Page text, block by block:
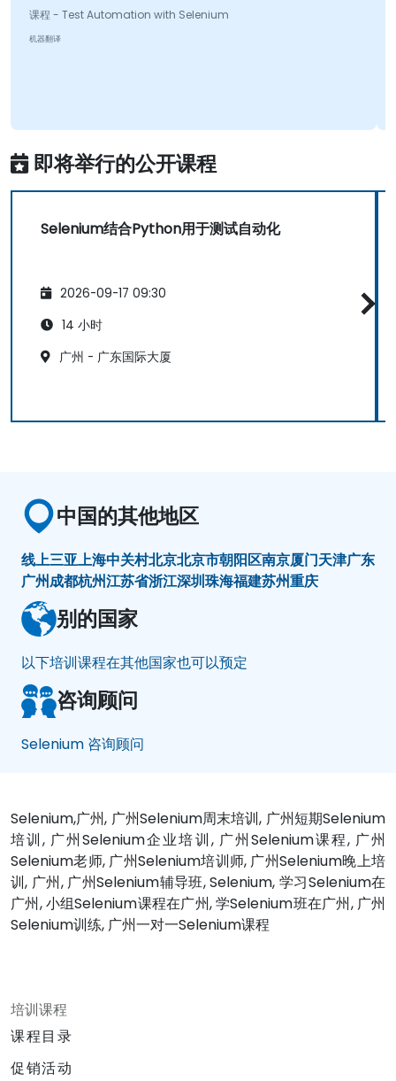
课程 - Test Automation with Selenium
机器翻译
即将举行的公开课程
Selenium结合Python用于测试自动化
2026-09-17 09:30
14 小时
广州 - 广东国际大厦
中国的其他地区
线上三亚上海中关村北京北京市朝阳区南京厦门天津广东
广州成都杭州江苏省浙江深圳珠海福建苏州重庆
别的国家
以下培训课程在其他国家也可以预定
咨询顾问
Selenium 咨询顾问
Selenium,广州, 广州Selenium周末培训, 广州短期Selenium
培训, 广州Selenium企业培训, 广州Selenium课程, 广州
Selenium老师, 广州Selenium培训师, 广州Selenium晚上培
训, 广州, 广州Selenium辅导班, Selenium, 学习Selenium在
广州, 小组Selenium课程在广州, 学Selenium班在广州, 广州
Selenium训练, 广州一对一Selenium课程
培训课程
课程目录
促销活动